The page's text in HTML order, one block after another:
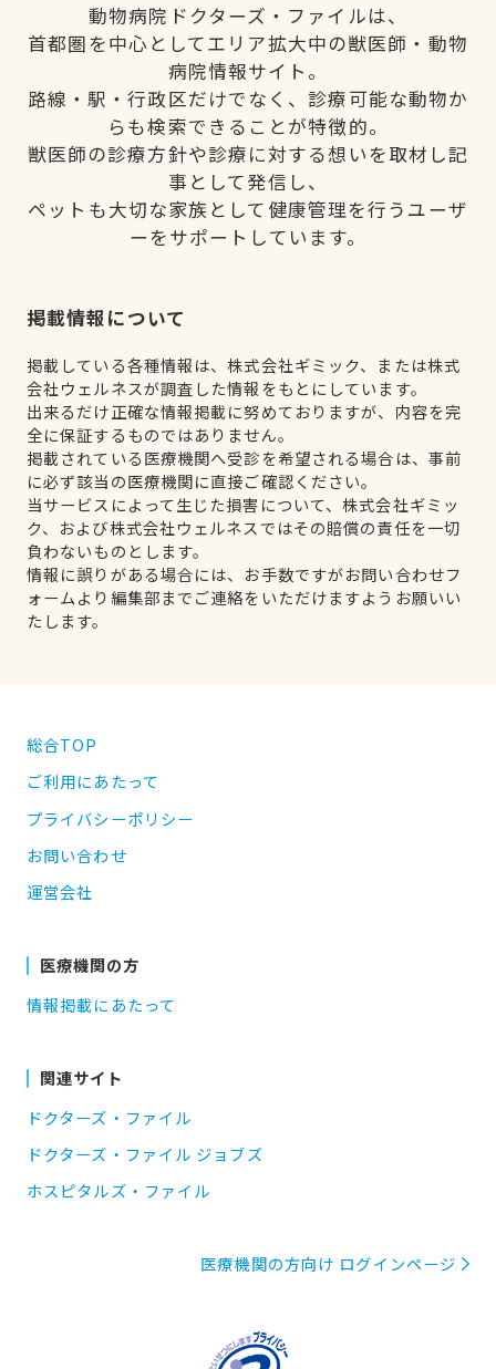
動物病院ドクターズ・ファイルは、
首都圏を中心としてエリア拡大中の獣医師・動物
病院情報サイト。
路線・駅・行政区だけでなく、診療可能な動物か
らも検索できることが特徴的。
獣医師の診療方針や診療に対する想いを取材し記
事として発信し、
ペットも大切な家族として健康管理を行うユーザ
ーをサポートしています。
掲載情報について
掲載している各種情報は、株式会社ギミック、または株式
会社ウェルネスが調査した情報をもとにしています。
出来るだけ正確な情報掲載に努めておりますが、内容を完
全に保証するものではありません。
掲載されている医療機関へ受診を希望される場合は、事前
に必ず該当の医療機関に直接ご確認ください。
当サービスによって生じた損害について、株式会社ギミッ
ク、および株式会社ウェルネスではその賠償の責任を一切
負わないものとします。
情報に誤りがある場合には、お手数ですがお問い合わせフ
ォームより編集部までご連絡をいただけますようお願いい
たします。
総合TOP
ご利用にあたって
プライバシーポリシー
お問い合わせ
運営会社
医療機関の方
情報掲載にあたって
関連サイト
ドクターズ・ファイル
ドクターズ・ファイル ジョブズ
ホスピタルズ・ファイル
医療機関の方向け ログインページ